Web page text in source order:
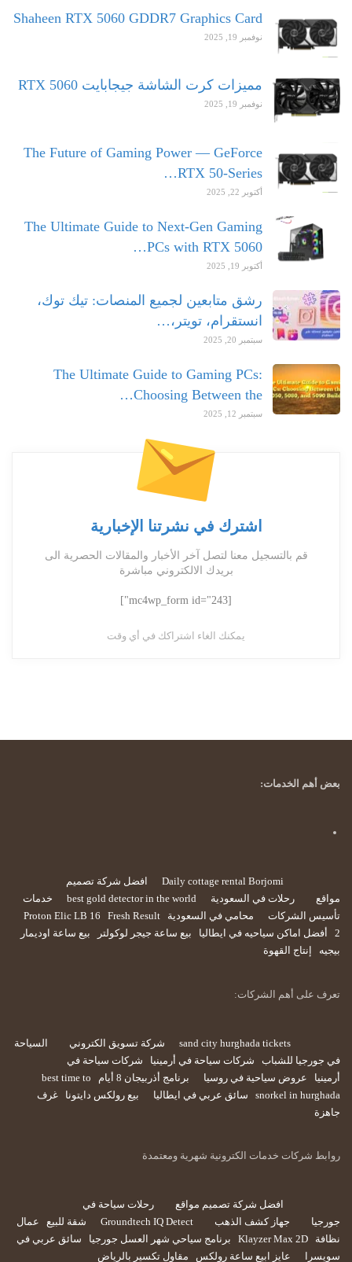
Shaheen RTX 5060 GDDR7 Graphics Card
نوفمبر 19, 2025
مميزات كرت الشاشة جيجابايت RTX 5060
نوفمبر 19, 2025
The Future of Gaming Power — GeForce
RTX 50-Series…
أكتوبر 22, 2025
The Ultimate Guide to Next-Gen Gaming
PCs with RTX 5060…
أكتوبر 19, 2025
رشق متابعين لجميع المنصات: تيك توك،
انستقرام، تويتر،…
سبتمبر 20, 2025
The Ultimate Guide to Gaming PCs:
Choosing Between the…
سبتمبر 12, 2025
اشترك في نشرتنا الإخبارية
قم بالتسجيل معنا لتصل آخر الأخبار والمقالات الحصرية الى
بريدك الالكتروني مباشرة
[mc4wp_form id="243"]
يمكنك الغاء اشتراكك في أي وقت
بعض أهم الخدمات:
Daily cottage rental Borjomi
افضل شركة تصميم
مواقع
رحلات في السعودية best gold detector in the world
خدمات
تأسيس الشركات
محامي في السعودية Proton Elic LB 16
Fresh Result
2
أفضل اماكن سياحيه في ايطاليا بيع ساعة جيجر لوكولتر
بيع ساعة اوديمار
بيجيه
إنتاج القهوة
تعرف على أهم الشركات:
sand city hurghada tickets شركة تسويق الكتروني
السياحة
في جورجيا للشباب
شركات سياحة في أرمينيا
شركات سياحة في
أرمينيا
عروض سياحية في روسيا برنامج أذربيجان 8 أيام
best time to
snorkel in hurghada
سائق عربي في ايطاليا بيع رولكس دايتونا
غرف
جاهزة
روابط شركات خدمات الكترونية شهرية ومعتمدة
افضل شركة تصميم مواقع
رحلات سياحة في
جورجيا
جهاز كشف الذهب Groundtech IQ Detect شقة للبيع
عمال
نظافة
Klayzer Max 2D برنامج سياحي شهر العسل جورجيا
سائق عربي في
سويسرا
عايز ابيع ساعة رولكس مقاول تكسير بالرياض